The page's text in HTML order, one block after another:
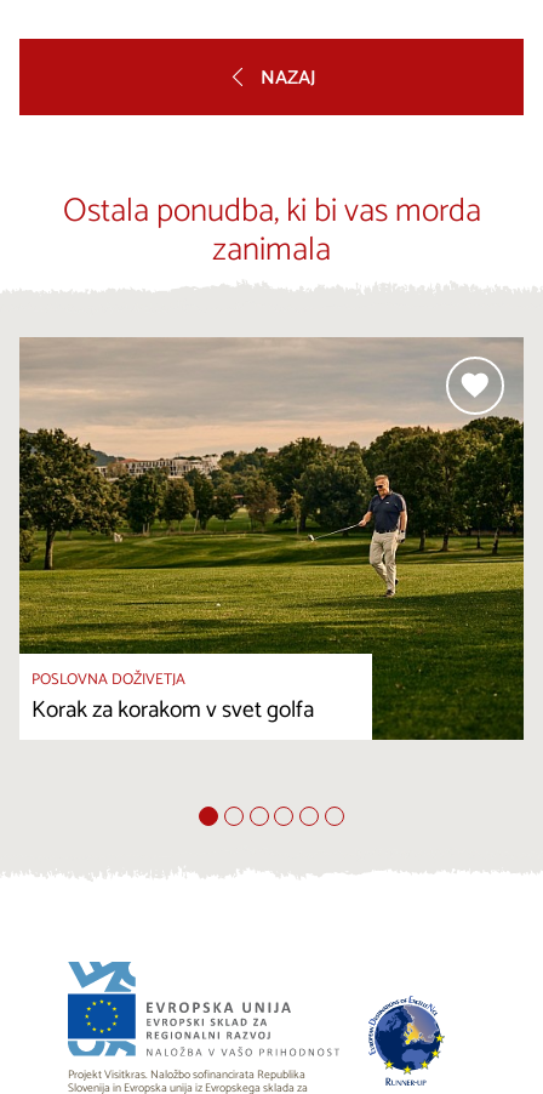
NAZAJ
Ostala ponudba, ki bi vas morda
zanimala
POSLOVNA DOŽIVETJA
Korak za korakom v svet golfa
Projekt Visitkras. Naložbo sofinancirata Republika
Slovenija in Evropska unija iz Evropskega sklada za